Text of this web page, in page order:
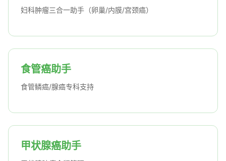
妇科肿瘤三合一助手（卵巢/内膜/宫颈癌）
食管癌助手
食管鳞癌/腺癌专科支持
甲状腺癌助手